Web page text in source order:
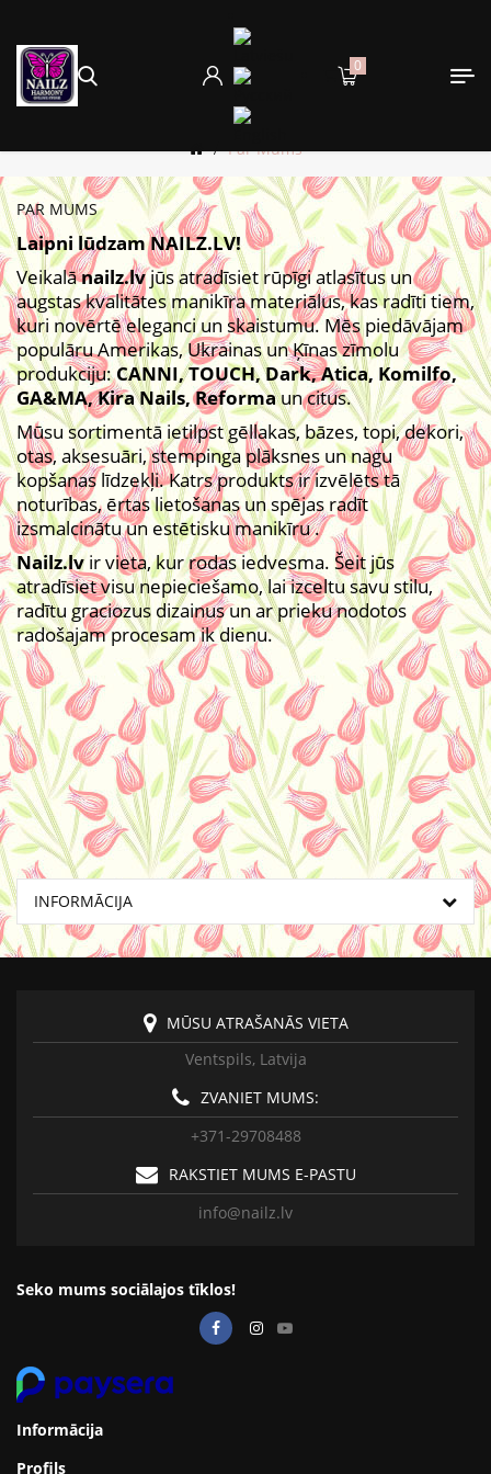
0
Par Mums
PAR MUMS
Laipni lūdzam NAILZ.LV!
Veikalānailz.lvjūs atradīsiet rūpīgi atlasītus un
augstas kvalitātes manikīra materiālus, kas radīti tiem,
kuri novērtē eleganci un skaistumu. Mēs piedāvājam
populāru Amerikas, Ukrainas un Ķīnas zīmolu
produkciju:CANNI, TOUCH, Dark, Atica, Komilfo,
GA&MA, Kira Nails, Reformaun citus.
Mūsu sortimentā ietilpst gēllakas, bāzes, topi, dekori,
otas, aksesuāri, stempinga plāksnes un nagu
kopšanas līdzekļi. Katrs produkts ir izvēlēts tā
noturības, ērtas lietošanas un spējas radīt
izsmalcinātu un estētisku manikīru .
Nailz.lvir vieta, kur rodas iedvesma. Šeit jūs
atradīsiet visu nepieciešamo, lai izceltu savu stilu,
radītu graciozus dizainus un ar prieku nodotos
radošajam procesam ik dienu.
INFORMĀCIJA
MŪSU ATRAŠANĀS VIETA
Ventspils, Latvija
ZVANIET MUMS:
+371-29708488
RAKSTIET MUMS E-PASTU
info@nailz.lv
Seko mums sociālajos tīklos!
Informācija
Profils